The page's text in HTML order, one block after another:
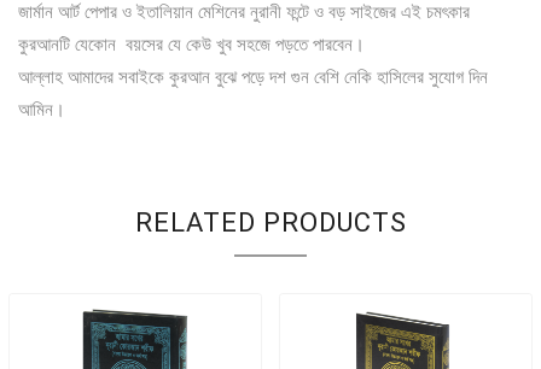
জার্মান আর্ট পেপার ও ইতালিয়ান মেশিনের নুরানী ফন্টে ও বড় সাইজের এই চমৎকার
কুরআনটি যেকোন বয়সের যে কেউ খুব সহজে পড়তে পারবেন।
আল্লাহ আমাদের সবাইকে কুরআন বুঝে পড়ে দশ গুন বেশি নেকি হাসিলের সুযোগ দিন
আমিন।
RELATED PRODUCTS